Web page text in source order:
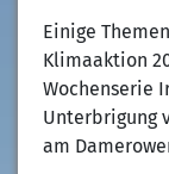
Einige
Klimaaktion
Wochenserie
Unterbrigung
am